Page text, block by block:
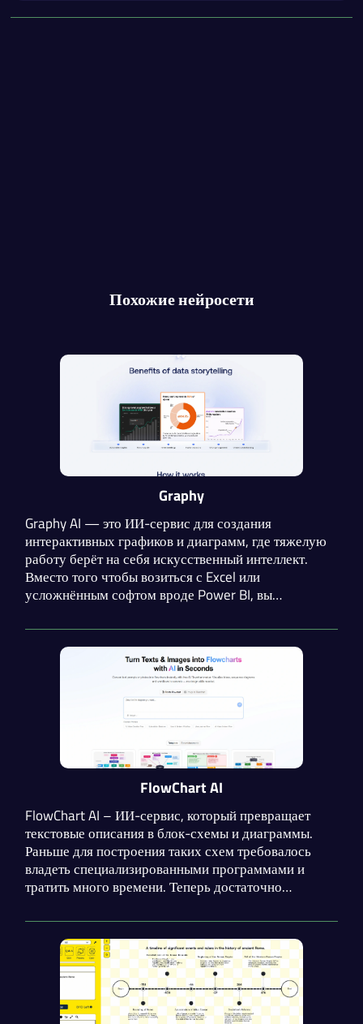
Похожие нейросети
Graphy
Graphy AI — это ИИ-сервис для создания
интерактивных графиков и диаграмм, где тяжелую
работу берёт на себя искусственный интеллект.
Вместо того чтобы возиться с Excel или
усложнённым софтом вроде Power BI, вы
превращает их в стильные визуализации, которые
рассказывают историю ваших цифр.
FlowChart AI
FlowChart AI – ИИ-сервис, который превращает
текстовые описания в блок-схемы и диаграммы.
Раньше для построения таких схем требовалось
владеть специализированными программами и
тратить много времени. Теперь достаточно
нейросеть автоматически создаст наглядное
визуальное представление.